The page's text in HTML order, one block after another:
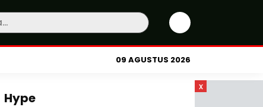
09 AGUSTUS 2026
x
Hype